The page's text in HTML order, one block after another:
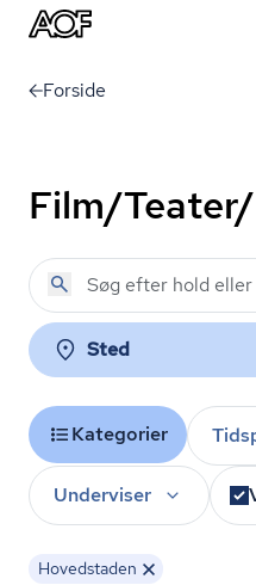
Forside
Film/
Sted
Kategorier
Underviser
Hovedstaden